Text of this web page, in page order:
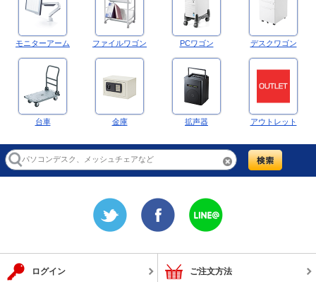
モニターアーム ファイルワゴン PCワゴン デスクワゴン
台車 金庫 拡声器 アウトレット
ログイン ご注文方法